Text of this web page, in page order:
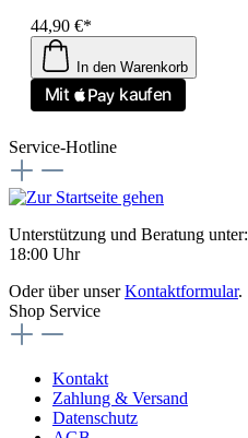
44,90 €*
In den Warenkorb
Service-Hotline
Unterstützung und Beratung unter:
18:00 Uhr
Oder über unserKontaktformular.
Shop Service
Kontakt
Zahlung & Versand
Datenschutz